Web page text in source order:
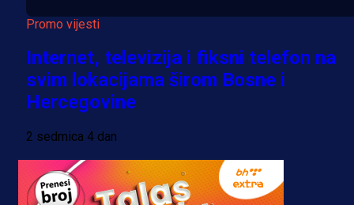
Promo vijesti
Internet, televizija i fiksni telefon na
svim lokacijama širom Bosne i
Hercegovine
2 sedmica 4 dan